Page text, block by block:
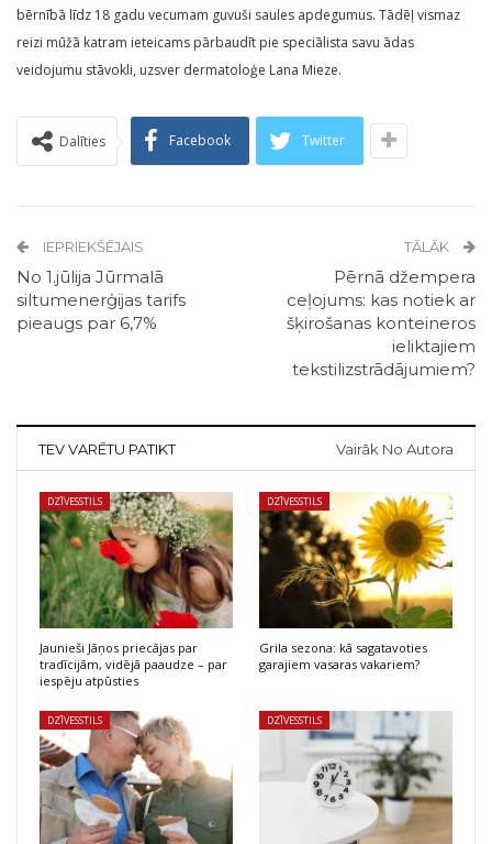
bērnībā līdz 18 gadu vecumam guvuši saules apdegumus. Tādēļ vismaz
reizi mūžā katram ieteicams pārbaudīt pie spe­ciālista savu ādas
veidojumu stāvokli, uzsver dermatoloģe Lana Mieze.
Dalīties Facebook Twitter
IEPRIEKŠĒJAIS
No 1.jūlija Jūrmalā
siltumenerģijas tarifs
pieaugs par 6,7%
TĀLĀK
Pērnā džempera
ceļojums: kas notiek ar
šķirošanas konteineros
ieliktajiem
tekstilizstrādājumiem?
TEV VARĒTU PATIKT Vairāk No Autora
DZĪVESSTILS
Jaunieši Jāņos priecājas par
tradīcijām, vidējā paaudze – par
iespēju atpūsties
DZĪVESSTILS
Grila sezona: kā sagatavoties
garajiem vasaras vakariem?
DZĪVESSTILS DZĪVESSTILS